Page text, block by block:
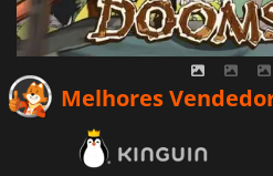
Melhores